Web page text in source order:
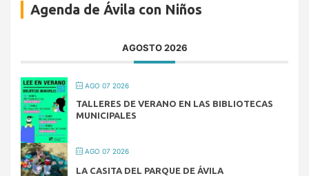
Agenda de Ávila con Niños
AGOSTO 2026
AGO 07 2026
TALLERES DE VERANO EN LAS BIBLIOTECAS
MUNICIPALES
AGO 07 2026
LA CASITA DEL PARQUE DE ÁVILA